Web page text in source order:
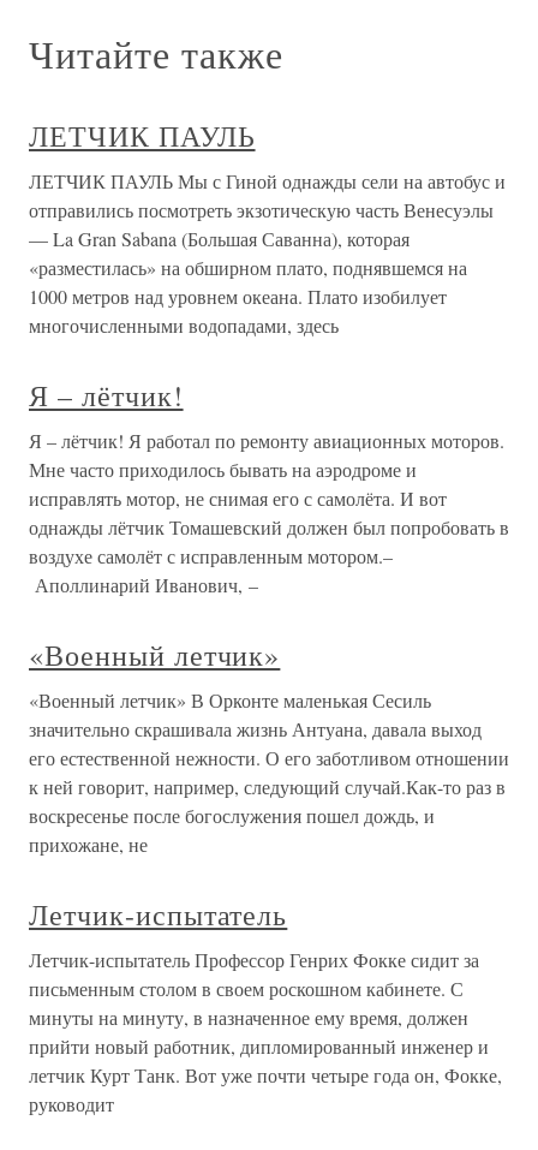
Читайте также
ЛЕТЧИК ПАУЛЬ
ЛЕТЧИК ПАУЛЬ Мы с Гиной однажды сели на автобус и
отправились посмотреть экзотическую часть Венесуэлы
— La Gran Sabana (Большая Саванна), которая
«разместилась» на обширном плато, поднявшемся на
1000 метров над уровнем океана. Плато изобилует
многочисленными водопадами, здесь
Я – лётчик!
Я – лётчик! Я работал по ремонту авиационных моторов.
Мне часто приходилось бывать на аэродроме и
исправлять мотор, не снимая его с самолёта. И вот
однажды лётчик Томашевский должен был попробовать в
воздухе самолёт с исправленным мотором.–
Аполлинарий Иванович, –
«Военный летчик»
«Военный летчик» В Орконте маленькая Сесиль
значительно скрашивала жизнь Антуана, давала выход
его естественной нежности. О его заботливом отношении
к ней говорит, например, следующий случай.Как-то раз в
воскресенье после богослужения пошел дождь, и
прихожане, не
Летчик-испытатель
Летчик-испытатель Профессор Генрих Фокке сидит за
письменным столом в своем роскошном кабинете. С
минуты на минуту, в назначенное ему время, должен
прийти новый работник, дипломированный инженер и
летчик Курт Танк. Вот уже почти четыре года он, Фокке,
руководит